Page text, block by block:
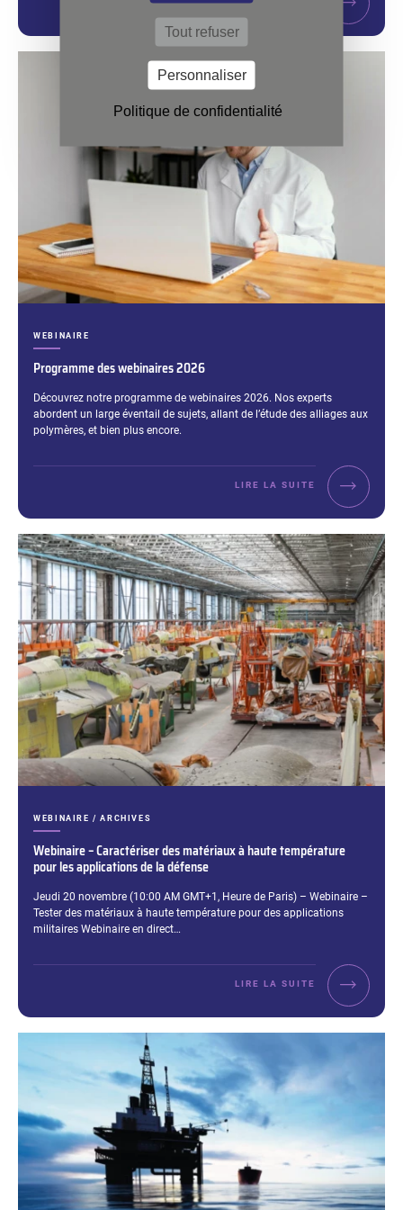
Programme des webinaires 2026
CATÉGORIES :
WEBINAIRE
Extrait :
Découvrez notre programme de webinaires 2026. Nos experts
abordent un large éventail de sujets, allant de l’étude des alliages aux
polymères, et bien plus encore.
LIRE LA SUITE
Webinaire – Caractériser des matériaux à haute température
pour les applications de la défense
CATÉGORIES :
WEBINAIRE / ARCHIVES
Extrait :
Jeudi 20 novembre (10:00 AM GMT+1, Heure de Paris) – Webinaire –
Tester des matériaux à haute température pour des applications
militaires Webinaire en direct…
LIRE LA SUITE
Tout refuser
Personnaliser
Politique de confidentialité